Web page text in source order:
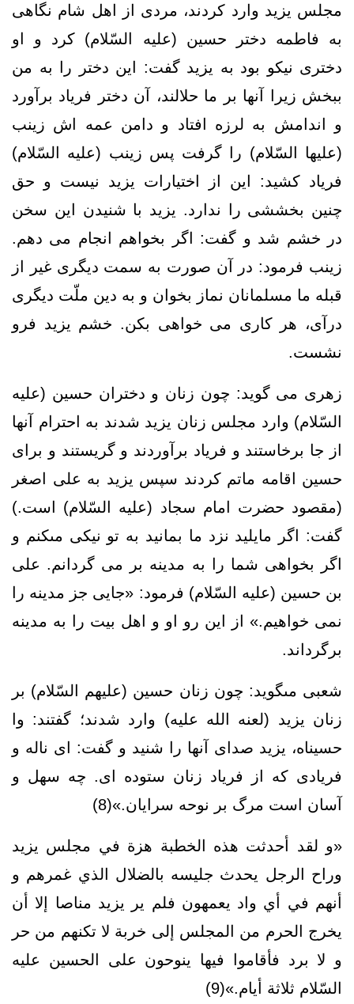
مجلس يزيد وارد كردند، مردى از اهل شام نگاهى
به فاطمه دختر حسين (علیه السّلام) كرد و او
دخترى نيكو بود به يزيد گفت: اين دختر را به‏ من
ببخش زيرا آنها بر ما حلالند، آن دختر فرياد برآورد
و اندامش به لرزه افتاد و دامن عمه‏ اش زينب
(علیها السّلام) را گرفت پس زينب (علیه السّلام)
فرياد كشيد: اين از اختيارات يزيد نيست و حق
چنين بخششى را ندارد. يزيد با شنيدن اين سخن
در خشم شد و گفت: اگر بخواهم انجام مى ‏دهم.
زينب فرمود: در آن صورت به سمت ديگرى غير از
قبله ما مسلمانان نماز بخوان و به دين ملّت ديگرى
درآى، هر كارى مى‏ خواهى بكن. خشم يزيد فرو
نشست.
زهرى مى ‏گويد: چون زنان و دختران حسين (علیه
السّلام) وارد مجلس زنان يزيد شدند به احترام آنها
از جا برخاستند و فرياد برآوردند و گريستند و براى
حسين اقامه ماتم كردند سپس يزيد به على اصغر
(مقصود حضرت امام سجاد (علیه السّلام) است.)
گفت: اگر مايليد نزد ما بمانيد به تو نيكى مى‏كنم و
اگر بخواهى شما را به مدينه بر مى ‏گردانم. على
بن حسين (علیه السّلام) فرمود: «جايى جز مدينه را
نمى‏ خواهيم.» از اين رو او و اهل بيت را به مدينه
برگرداند.
شعبى مى‏گويد: چون زنان حسين (علیهم السّلام) بر
زنان يزيد (لعنه الله علیه) وارد شدند؛ گفتند: وا
حسيناه، يزيد صداى آنها را شنيد و گفت: اى ناله و
فريادى كه از فرياد زنان ستوده ‏اى. چه سهل و
آسان است مرگ بر نوحه ‏سرايان.»(8)
«و لقد أحدثت هذه الخطبة هزة في مجلس يزيد
وراح الرجل يحدث جليسه بالضلال الذي غمرهم و
أنهم في أي واد يعمهون فلم ير يزيد مناصا إلا أن
يخرج الحرم من المجلس إلى خربة لا تكنهم من حر
و لا برد فأقاموا فيها ينوحون على‏ الحسين عليه
السّلام‏ ثلاثة أيام‏.»(9)